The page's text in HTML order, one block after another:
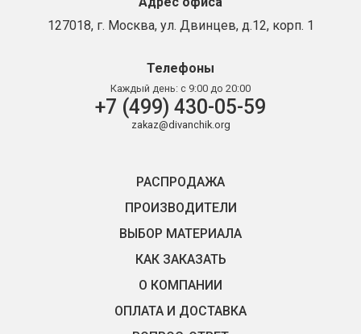
127018, г. Москва, ул. Двинцев, д.12, корп. 1
Телефоны
Каждый день: с 9:00 до 20:00
+7 (499) 430-05-59
zakaz@divanchik.org
РАСПРОДАЖА
ПРОИЗВОДИТЕЛИ
ВЫБОР МАТЕРИАЛА
КАК ЗАКАЗАТЬ
О КОМПАНИИ
ОПЛАТА И ДОСТАВКА